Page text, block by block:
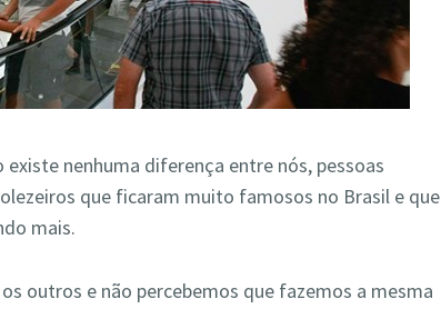
existe nenhuma diferença entre nós, pessoas
que ficaram muito famosos no Brasil e que
mais.
outros e não percebemos que fazemos a mesma